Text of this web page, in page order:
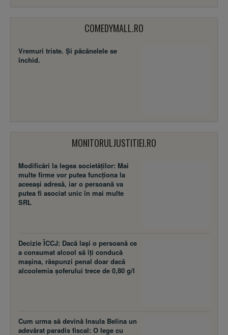
COMEDYMALL.RO
Vremuri triste. Şi păcănelele se
închid.
MONITORULJUSTITIEI.RO
Modificări la legea societăţilor: Mai
multe firme vor putea funcţiona la
aceeaşi adresă, iar o persoană va
putea fi asociat unic în mai multe
SRL
Decizie ÎCCJ: Dacă laşi o persoană ce
a consumat alcool să îţi conducă
maşina, răspunzi penal doar dacă
alcoolemia şoferului trece de 0,80 g/l
Cum urma să devină Insula Belina un
adevărat paradis fiscal: O lege cu